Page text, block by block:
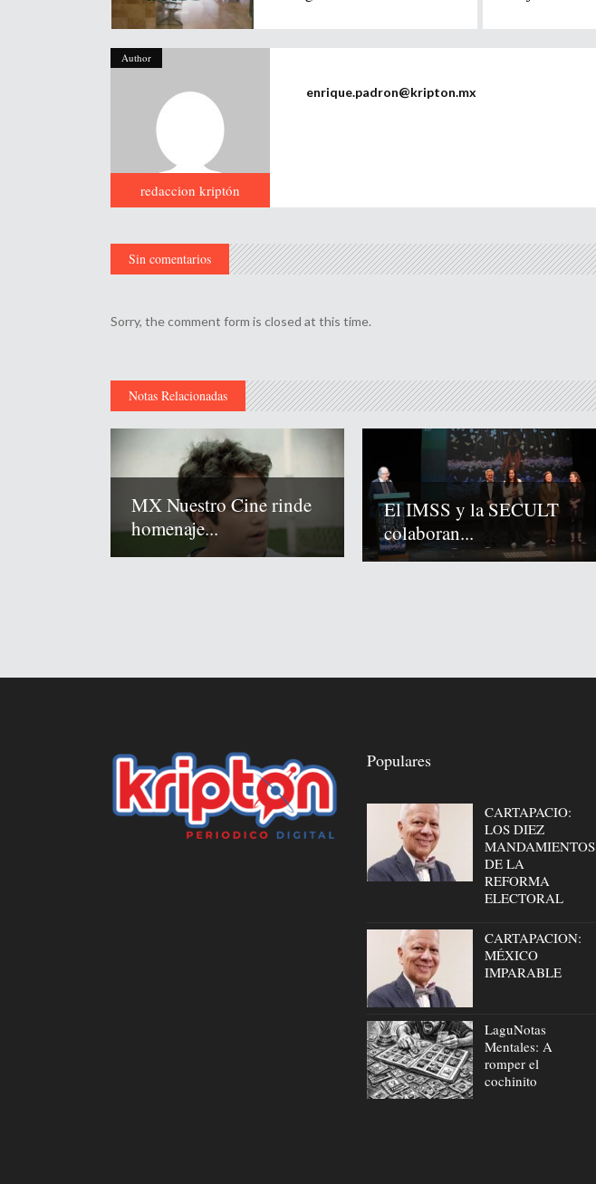
Author
redaccion kriptón
enrique.padron@kripton.mx
Sin comentarios
Sorry, the comment form is closed at this time.
Notas Relacionadas
MX Nuestro Cine rinde
homenaje...
El IMSS y la SECULT
colaboran...
Populares
CARTAPACIO:
LOS DIEZ
MANDAMIENTOS
DE LA
REFORMA
ELECTORAL
CARTAPACION:
MÉXICO
IMPARABLE
LaguNotas
Mentales: A
romper el
cochinito